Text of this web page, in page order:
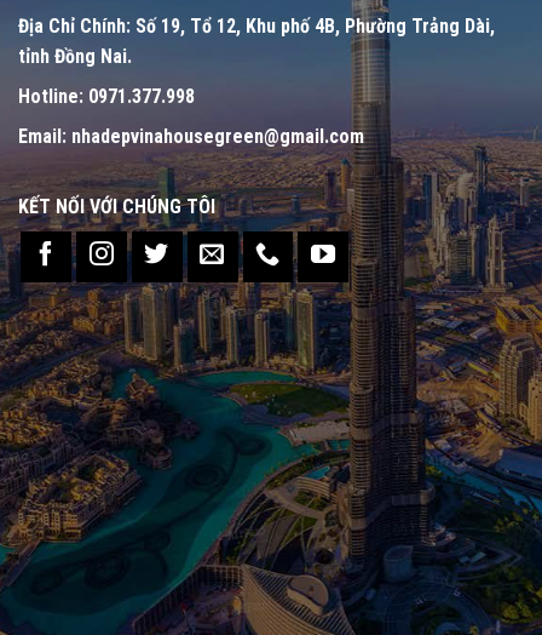
Địa Chỉ Chính: Số 19, Tổ 12, Khu phố 4B, Phường Trảng Dài,
tỉnh Đồng Nai.
Hotline: 0971.377.998
Email: nhadepvinahousegreen@gmail.com
KẾT NỐI VỚI CHÚNG TÔI